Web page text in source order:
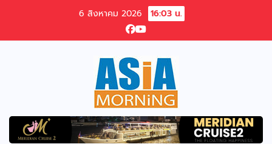
content
6 สิงหาคม 2026 16:03 น.